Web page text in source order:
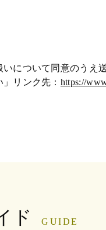
について同意のうえ
リンク先： https://
ド GUIDE